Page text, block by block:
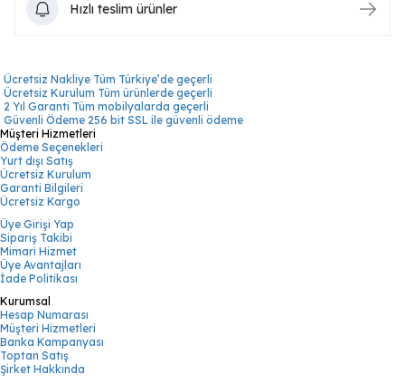
Hızlı teslim ürünler
Ücretsiz Nakliye Tüm Türkiye’de geçerli
Ücretsiz Kurulum Tüm ürünlerde geçerli
2 Yıl Garanti Tüm mobilyalarda geçerli
Güvenli Ödeme 256 bit SSL ile güvenli ödeme
Müşteri Hizmetleri
Ödeme Seçenekleri
Yurt dışı Satış
Ücretsiz Kurulum
Garanti Bilgileri
Ücretsiz Kargo
Üye Girişi Yap
Sipariş Takibi
Mimari Hizmet
Üye Avantajları
İade Politikası
Kurumsal
Hesap Numarası
Müşteri Hizmetleri
Banka Kampanyası
Toptan Satış
Şirket Hakkında